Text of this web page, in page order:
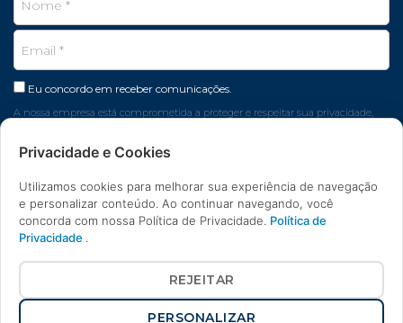
Eu concordo em receber comunicações.
A nossa empresa está comprometida a proteger e respeitar sua privacidade,
São Pietro Hospitais e Clínicas • CREMERS PJ 13548-RS •
Privacidade e Cookies
Utilizamos cookies para melhorar sua experiência de navegação
e personalizar conteúdo. Ao continuar navegando, você
concorda com nossa Política de Privacidade. Política de
Privacidade .
REJEITAR
PERSONALIZAR